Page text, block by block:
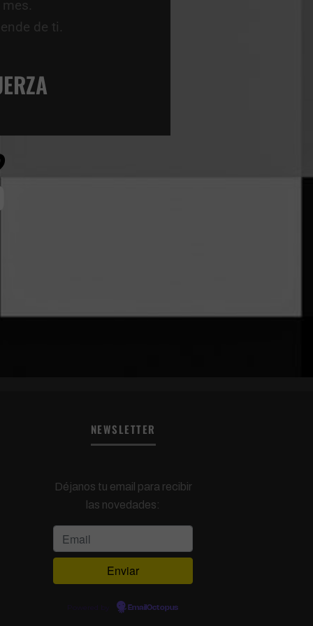
de ti.
NEWSLETTER
Déjanos tu email para recibir
las novedades:
EmailOctopus